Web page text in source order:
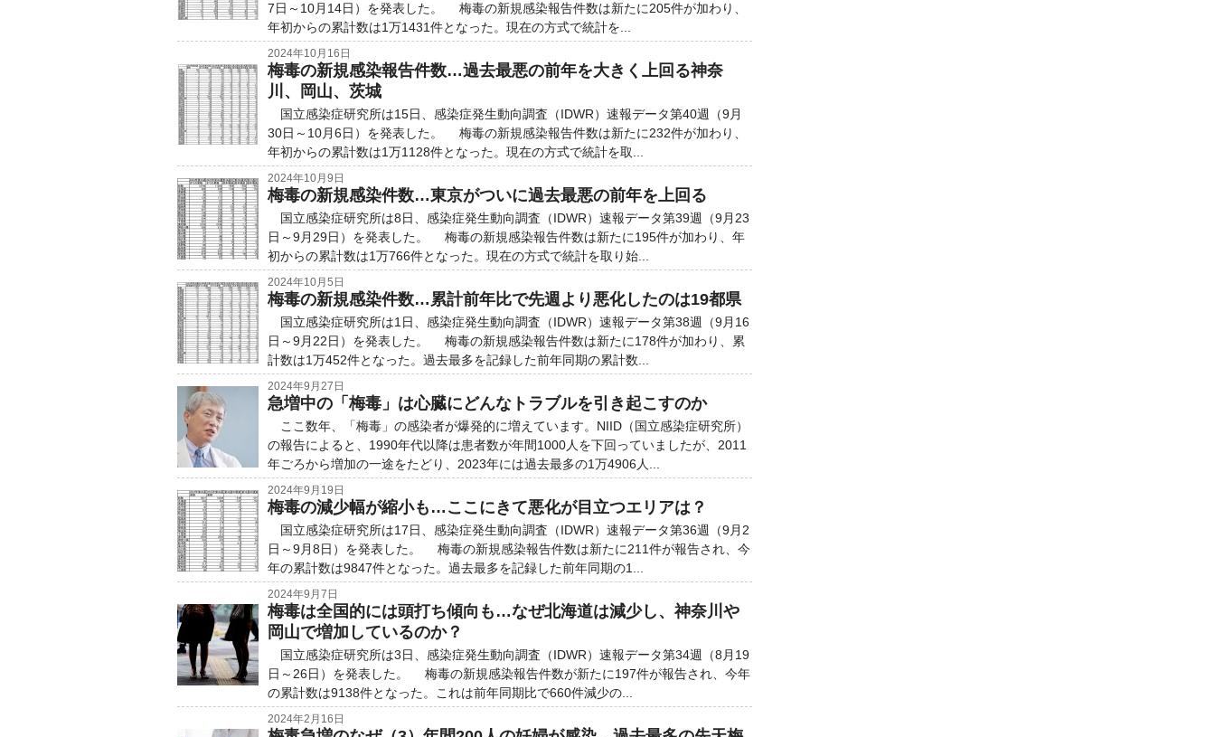
7日～10月14日）を発表した。 梅毒の新規感染報告件数は新たに205件が加わり、
年初からの累計数は1万1431件となった。現在の方式で統計を...
2024年10月16日
梅毒の新規感染報告件数…過去最悪の前年を大きく上回る神奈
川、岡山、茨城
国立感染症研究所は15日、感染症発生動向調査（IDWR）速報データ第40週（9月
30日～10月6日）を発表した。 梅毒の新規感染報告件数は新たに232件が加わり、
年初からの累計数は1万1128件となった。現在の方式で統計を取...
2024年10月9日
梅毒の新規感染件数…東京がついに過去最悪の前年を上回る
国立感染症研究所は8日、感染症発生動向調査（IDWR）速報データ第39週（9月23
日～9月29日）を発表した。 梅毒の新規感染報告件数は新たに195件が加わり、年
初からの累計数は1万766件となった。現在の方式で統計を取り始...
2024年10月5日
梅毒の新規感染件数…累計前年比で先週より悪化したのは19都県
国立感染症研究所は1日、感染症発生動向調査（IDWR）速報データ第38週（9月16
日～9月22日）を発表した。 梅毒の新規感染報告件数は新たに178件が加わり、累
計数は1万452件となった。過去最多を記録した前年同期の累計数...
2024年9月27日
急増中の「梅毒」は心臓にどんなトラブルを引き起こすのか
ここ数年、「梅毒」の感染者が爆発的に増えています。NIID（国立感染症研究所）
の報告によると、1990年代以降は患者数が年間1000人を下回っていましたが、2011
年ごろから増加の一途をたどり、2023年には過去最多の1万4906人...
2024年9月19日
梅毒の減少幅が縮小も…ここにきて悪化が目立つエリアは？
国立感染症研究所は17日、感染症発生動向調査（IDWR）速報データ第36週（9月2
日～9月8日）を発表した。 梅毒の新規感染報告件数は新たに211件が報告され、今
年の累計数は9847件となった。過去最多を記録した前年同期の1...
2024年9月7日
梅毒は全国的には頭打ち傾向も…なぜ北海道は減少し、神奈川や
岡山で増加しているのか？
国立感染症研究所は3日、感染症発生動向調査（IDWR）速報データ第34週（8月19
日～26日）を発表した。 梅毒の新規感染報告件数が新たに197件が報告され、今年
の累計数は9138件となった。これは前年同期比で660件減少の...
2024年2月16日